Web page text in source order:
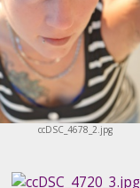
ccDSC_4678_2.jpg